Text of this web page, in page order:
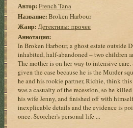
Автор: French Tana
Название: Broken Harbour
Жанр: Детективы: прочее
Аннотация:
In Broken Harbour, a ghost estate outside
inhabited, half-abandoned – two children
The mother is on her way to intensive
given the case because he is the Murder
he and his rookie partner, Richie, think
was a casualty of the recession, so he
his wife Jenny, and finished off with
inexplicable details and the evidence is
once. Scorcher's personal life ...